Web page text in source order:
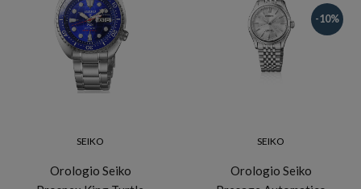
SEIKO
Orologio Seiko
-10%
SEIKO
Orologio Seiko